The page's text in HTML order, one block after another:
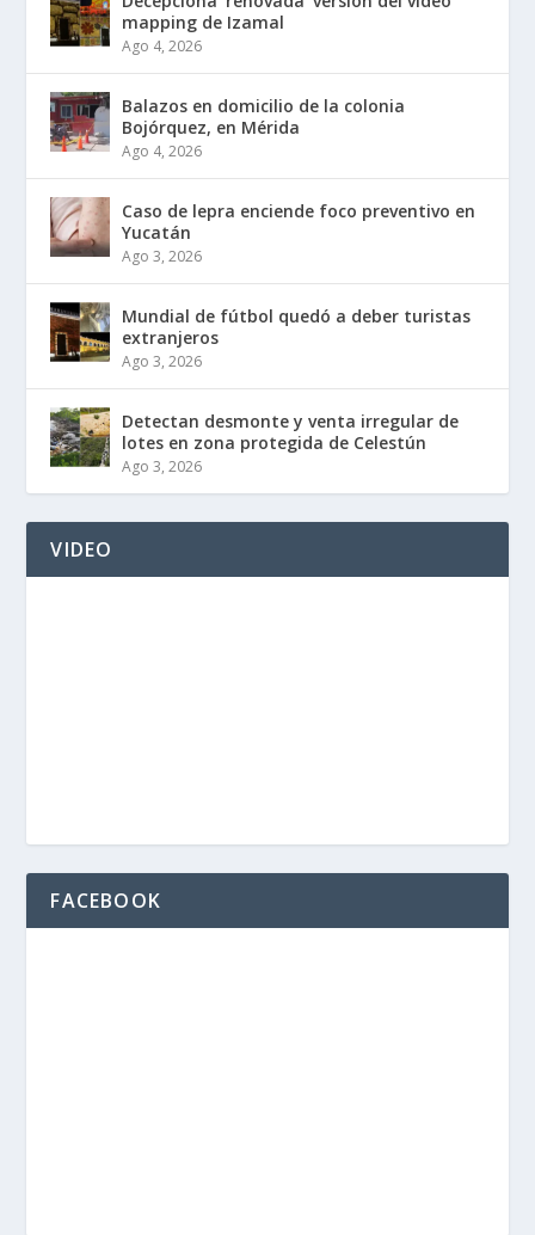
mapping de Izamal
Ago 4, 2026
Balazos en domicilio de la colonia
Bojórquez, en Mérida
Ago 4, 2026
Caso de lepra enciende foco preventivo en
Yucatán
Ago 3, 2026
Mundial de fútbol quedó a deber turistas
extranjeros
Ago 3, 2026
Detectan desmonte y venta irregular de
lotes en zona protegida de Celestún
Ago 3, 2026
VIDEO
FACEBOOK